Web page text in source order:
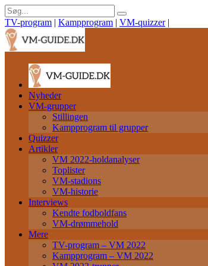
TV-program | Kampprogram | VM-quizzer |
Nyheder
VM-grupper
Stillingen
Kampprogram til grupper
Quizzer
Artikler
VM 2022-holdanalyser
Toplister
VM-stadions
VM-historie
Interviews
Kendte fodboldfans
VM-drømmehold
Mere
TV-program – VM 2022
Kampprogram – VM 2022